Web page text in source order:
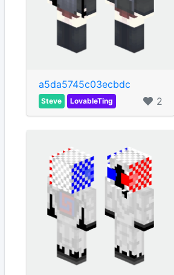
a5da5745c03ecbdc
Steve LovableTing 2